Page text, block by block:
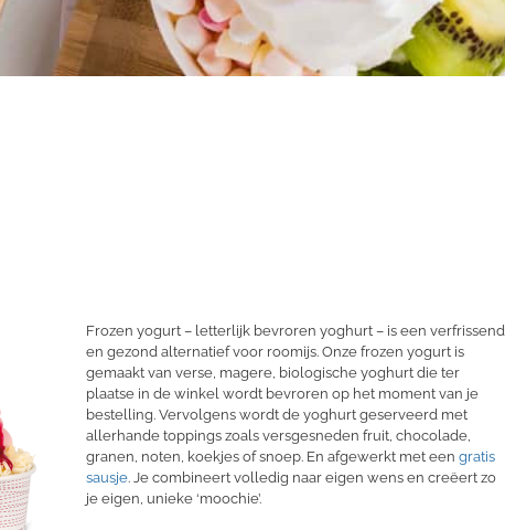
Frozen yogurt – letterlijk bevroren yoghurt – is een verfrissend
en gezond alternatief voor roomijs. Onze frozen yogurt is
gemaakt van verse, magere, biologische yoghurt die ter
plaatse in de winkel wordt bevroren op het moment van je
bestelling. Vervolgens wordt de yoghurt geserveerd met
allerhande toppings zoals versgesneden fruit, chocolade,
granen, noten, koekjes of snoep. En afgewerkt met een gratis
sausje. Je combineert volledig naar eigen wens en creëert zo
je eigen, unieke ‘moochie’.